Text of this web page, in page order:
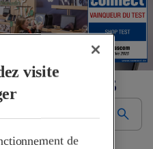
et horaires
visite
de